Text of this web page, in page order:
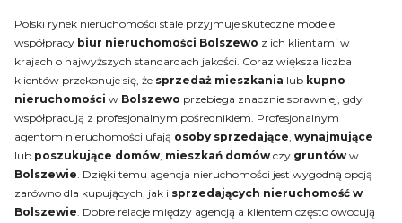
Polski rynek nieruchomości stale przyjmuje skuteczne modele
współpracy biur nieruchomości Bolszewo z ich klientami w
krajach o najwyższych standardach jakości. Coraz większa liczba
klientów przekonuje się, że sprzedaż mieszkania lub kupno
nieruchomości w Bolszewo przebiega znacznie sprawniej, gdy
współpracują z profesjonalnym pośrednikiem. Profesjonalnym
agentom nieruchomości ufają osoby sprzedające, wynajmujące
lub poszukujące domów, mieszkań domów czy gruntów w
Bolszewie. Dzięki temu agencja nieruchomości jest wygodną opcją
zarówno dla kupujących, jak i sprzedających nieruchomość w
Bolszewie. Dobre relacje między agencją a klientem często owocują